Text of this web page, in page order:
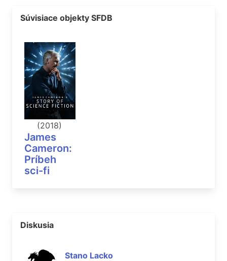
Súvisiace objekty SFDB
(2018)
James
Cameron:
Príbeh
sci-fi
Diskusia
Stano Lacko